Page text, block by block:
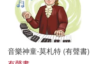
音樂神童-莫札特 (有聲書)